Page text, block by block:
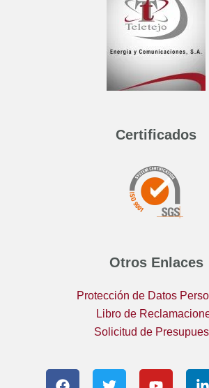
Certificados
Otros Enlaces
Protección de Datos
Libro de
Solicitud de
F